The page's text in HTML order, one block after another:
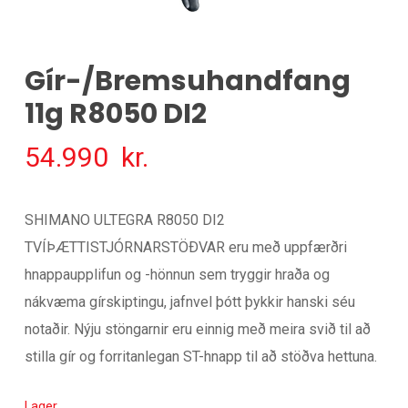
Gír-/bremsuhandfang
11g R8050 DI2
54.990 kr.
SHIMANO ULTEGRA R8050 DI2
TVÍÞÆTTISTJÓRNARSTÖÐVAR eru með uppfærðri
hnappaupplifun og -hönnun sem tryggir hraða og
nákvæma gírskiptingu, jafnvel þótt þykkir hanski séu
notaðir. Nýju stöngarnir eru einnig með meira svið til að
stilla gír og forritanlegan ST-hnapp til að stöðva hettuna.